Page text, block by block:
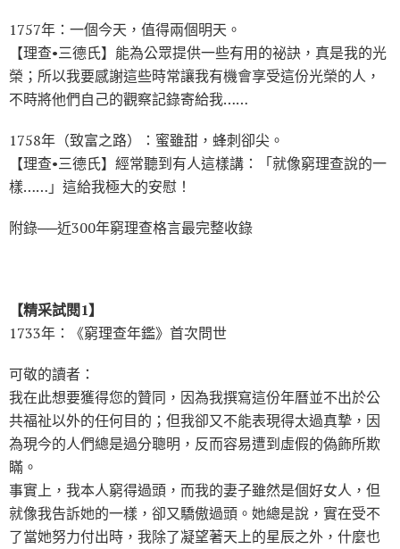
1757年：一個今天，值得兩個明天。
【理查•三德氏】能為公眾提供一些有用的祕訣，真是我的光
榮；所以我要感謝這些時常讓我有機會享受這份光榮的人，
不時將他們自己的觀察記錄寄給我……
1758年（致富之路）：蜜雖甜，蜂刺卻尖。
【理查•三德氏】經常聽到有人這樣講：「就像窮理查說的一
樣……」這給我極大的安慰！
附錄──近300年窮理查格言最完整收錄
【精采試閱1】
1733年：《窮理查年鑑》首次問世
可敬的讀者：
我在此想要獲得您的贊同，因為我撰寫這份年曆並不出於公
共福祉以外的任何目的；但我卻又不能表現得太過真摯，因
為現今的人們總是過分聰明，反而容易遭到虛假的偽飾所欺
瞞。
事實上，我本人窮得過頭，而我的妻子雖然是個好女人，但
就像我告訴她的一樣，卻又驕傲過頭。她總是說，實在受不
了當她努力付出時，我除了凝望著天上的星辰之外，什麼也